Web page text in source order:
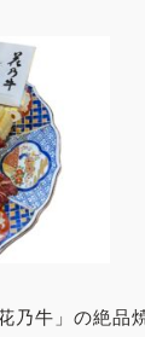
乃牛」の絶品